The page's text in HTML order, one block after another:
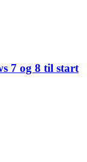
7 og 8 til start